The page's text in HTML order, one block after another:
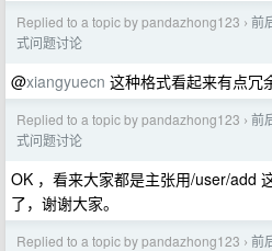
Replied to a topic by pandazhong123 › 前
式问题讨论
@xiangyuecn 这种格式看起来有点冗
Replied to a topic by pandazhong123 › 前
式问题讨论
OK ，看来大家都是主张用/user/add
了，谢谢大家。
Replied to a topic by pandazhong123 › 前